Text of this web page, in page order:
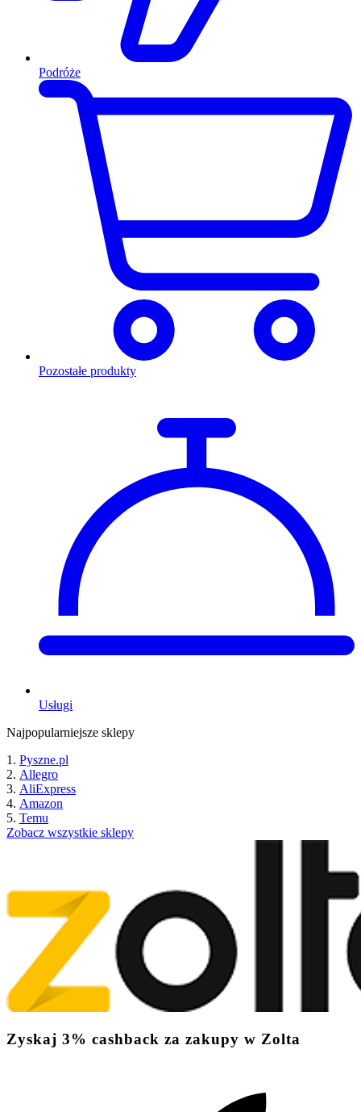
Podróże
Pozostałe produkty
Usługi
Najpopularniejsze sklepy
Pyszne.pl
Allegro
AliExpress
Amazon
Temu
Zobacz wszystkie sklepy
Zyskaj 3% cashback za zakupy w Zolta